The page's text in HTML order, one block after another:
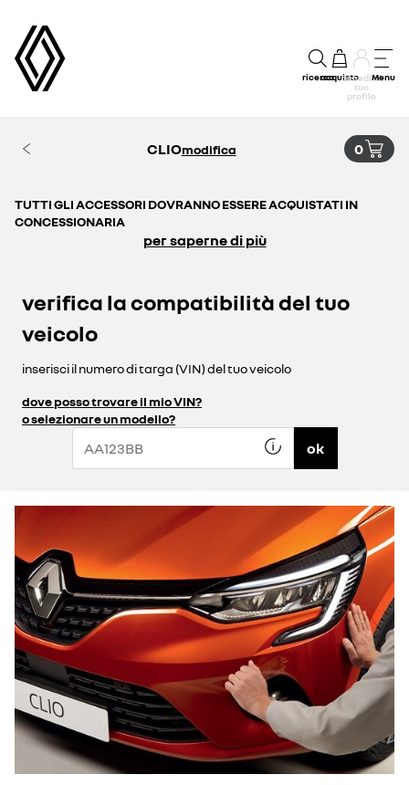
ricercaacquistoaccedi al
tuo
profilo
Menu
CLIOmodifica 0
TUTTI GLI ACCESSORI DOVRANNO ESSERE ACQUISTATI IN
CONCESSIONARIA
per saperne di più
verifica la compatibilità del tuo
veicolo
inserisci il numero di targa (VIN) del tuo veicolo
dove posso trovare il mio VIN?
o selezionare un modello?
ok